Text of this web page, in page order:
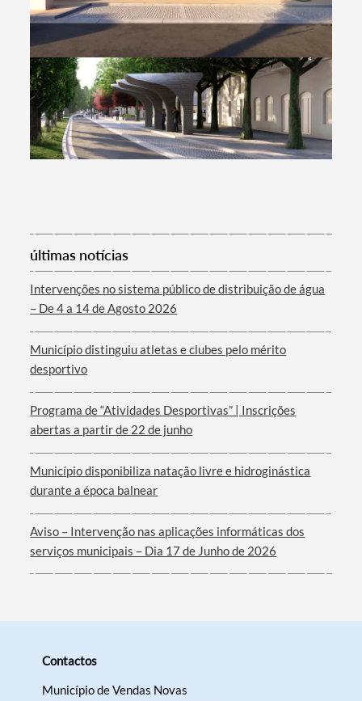
últimas notícias
Intervenções no sistema público de distribuição de água
– De 4 a 14 de Agosto 2026
Município distinguiu atletas e clubes pelo mérito
desportivo
Programa de “Atividades Desportivas” | Inscrições
abertas a partir de 22 de junho
Município disponibiliza natação livre e hidroginástica
durante a época balnear
Aviso – Intervenção nas aplicações informáticas dos
serviços municipais – Dia 17 de Junho de 2026
Contactos
Município de Vendas Novas